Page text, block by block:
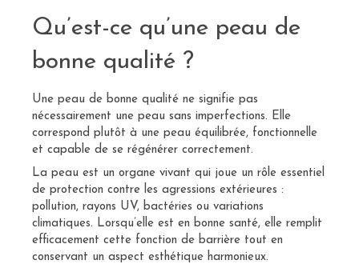
Qu’est-ce qu’une peau de
bonne qualité ?
Une peau de bonne qualité ne signifie pas
nécessairement une peau sans imperfections. Elle
correspond plutôt à une peau équilibrée, fonctionnelle
et capable de se régénérer correctement.
La peau est un organe vivant qui joue un rôle essentiel
de protection contre les agressions extérieures :
pollution, rayons UV, bactéries ou variations
climatiques. Lorsqu’elle est en bonne santé, elle remplit
efficacement cette fonction de barrière tout en
conservant un aspect esthétique harmonieux.